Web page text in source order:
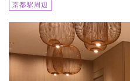
京都駅周辺